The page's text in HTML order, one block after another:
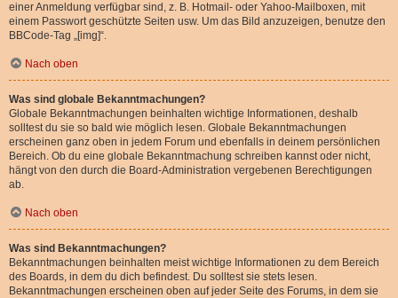
einer Anmeldung verfügbar sind, z. B. Hotmail- oder Yahoo-Mailboxen, mit
einem Passwort geschützte Seiten usw. Um das Bild anzuzeigen, benutze den
BBCode-Tag „[img]“.
Nach oben
Was sind globale Bekanntmachungen?
Globale Bekanntmachungen beinhalten wichtige Informationen, deshalb
solltest du sie so bald wie möglich lesen. Globale Bekanntmachungen
erscheinen ganz oben in jedem Forum und ebenfalls in deinem persönlichen
Bereich. Ob du eine globale Bekanntmachung schreiben kannst oder nicht,
hängt von den durch die Board-Administration vergebenen Berechtigungen
ab.
Nach oben
Was sind Bekanntmachungen?
Bekanntmachungen beinhalten meist wichtige Informationen zu dem Bereich
des Boards, in dem du dich befindest. Du solltest sie stets lesen.
Bekanntmachungen erscheinen oben auf jeder Seite des Forums, in dem sie